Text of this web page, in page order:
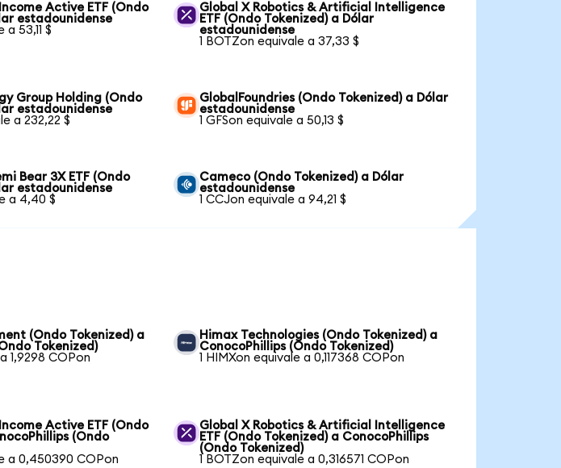
Active ETF (Ondo
estadounidense
a 53,11 $
Global X Robotics & Artificial Intelligence
ETF (Ondo Tokenized) a Dólar
estadounidense
1 BOTZon equivale a 37,33 $
Group Holding (Ondo
estadounidense
a 232,22 $
GlobalFoundries (Ondo Tokenized) a Dólar
estadounidense
1 GFSon equivale a 50,13 $
Bear 3X ETF (Ondo
estadounidense
a 4,40 $
Cameco (Ondo Tokenized) a Dólar
estadounidense
1 CCJon equivale a 94,21 $
(Ondo Tokenized) a
Tokenized)
1,9298 COPon
Himax Technologies (Ondo Tokenized) a
ConocoPhillips (Ondo Tokenized)
1 HIMXon equivale a 0,117368 COPon
Active ETF (Ondo
(Ondo
a 0,450390 COPon
Global X Robotics & Artificial Intelligence
ETF (Ondo Tokenized) a ConocoPhillips
(Ondo Tokenized)
1 BOTZon equivale a 0,316571 COPon